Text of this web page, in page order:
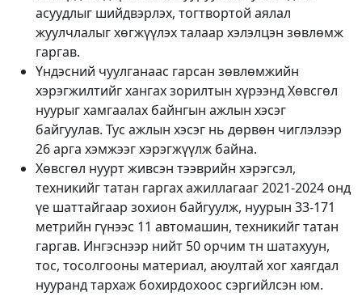
асуудлыг шийдвэрлэх, тогтвортой аялал
жуулчлалыг хөгжүүлэх талаар хэлэлцэн зөвлөмж
гаргав.
Үндэсний чуулганаас гарсан зөвлөмжийн
хэрэгжилтийг хангах зорилтын хүрээнд Хөвсгөл
нуурыг хамгаалах байнгын ажлын хэсэг
байгуулав. Тус ажлын хэсэг нь дөрвөн чиглэлээр
26 арга хэмжээг хэрэгжүүлж байна.
Хөвсгөл нуурт живсэн тээврийн хэрэгсэл,
техникийг татан гаргах ажиллагааг 2021-2024 онд
үе шаттайгаар зохион байгуулж, нуурын 33-171
метрийн гүнээс 11 автомашин, техникийг татан
гаргав. Ингэснээр нийт 50 орчим тн шатахуун,
тос, тосолгооны материал, аюултай хог хаягдал
нууранд тархаж бохирдохоос сэргийлсэн юм.